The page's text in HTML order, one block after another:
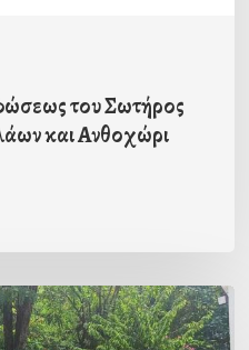
του Σωτήρος
και Ανθοχώρι